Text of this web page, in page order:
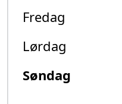
Fredag
Lørdag
Søndag